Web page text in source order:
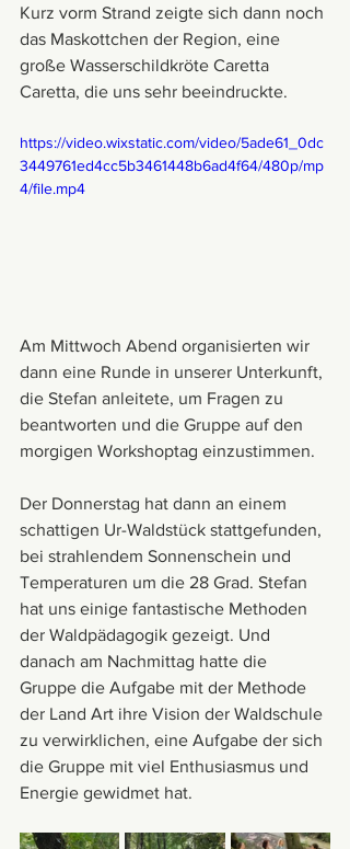
Kurz vorm Strand zeigte sich dann noch
das Maskottchen der Region, eine
große Wasserschildkröte Caretta
Caretta, die uns sehr beeindruckte.
https://video.wixstatic.com/video/5ade61_0dc
3449761ed4cc5b3461448b6ad4f64/480p/mp
4/file.mp4
Am Mittwoch Abend organisierten wir
dann eine Runde in unserer Unterkunft,
die Stefan anleitete, um Fragen zu
beantworten und die Gruppe auf den
morgigen Workshoptag einzustimmen.
Der Donnerstag hat dann an einem
schattigen Ur-Waldstück stattgefunden,
bei strahlendem Sonnenschein und
Temperaturen um die 28 Grad. Stefan
hat uns einige fantastische Methoden
der Waldpädagogik gezeigt. Und
danach am Nachmittag hatte die
Gruppe die Aufgabe mit der Methode
der Land Art ihre Vision der Waldschule
zu verwirklichen, eine Aufgabe der sich
die Gruppe mit viel Enthusiasmus und
Energie gewidmet hat.